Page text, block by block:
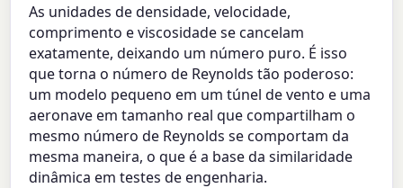
As unidades de densidade, velocidade,
comprimento e viscosidade se cancelam
exatamente, deixando um número puro. É isso
que torna o número de Reynolds tão poderoso:
um modelo pequeno em um túnel de vento e uma
aeronave em tamanho real que compartilham o
mesmo número de Reynolds se comportam da
mesma maneira, o que é a base da similaridade
dinâmica em testes de engenharia.